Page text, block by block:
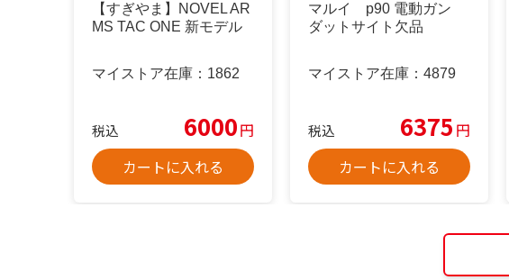
【すぎやま】NOVEL AR
MS TAC ONE 新モデル
マイストア在庫： 1862
税込 6000円
カートに入れる
マルイ p90 電動ガン
ダットサイト欠品
マイストア在庫： 4879
税込 6375 円
カートに入れる